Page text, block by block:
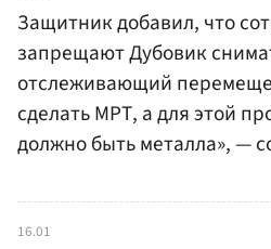
Защитник добавил, что
запрещают Дубовик
отслеживающий
сделать МРТ, а для этой
должно быть металла», —
16.01